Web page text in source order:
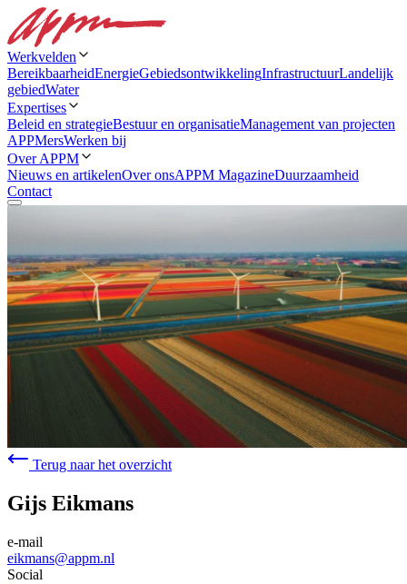
Werkvelden
BereikbaarheidEnergieGebiedsontwikkelingInfrastructuurLandelijk
gebiedWater
Expertises
Beleid en strategieBestuur en organisatieManagement van projecten
APPMersWerken bij
Over APPM
Nieuws en artikelenOver onsAPPM MagazineDuurzaamheid
Contact
Terug naar het overzicht
Gijs Eikmans
e-mail
eikmans@appm.nl
Social